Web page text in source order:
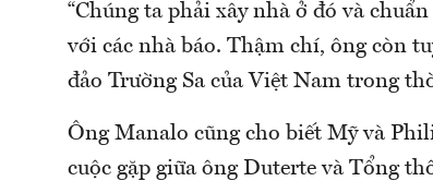
“Chúng ta phải xây nhà ở đó và
với các nhà báo. Thậm chí, ông còn
đảo Trường Sa của Việt Nam trong
Ông Manalo cũng cho biết Mỹ và
cuộc gặp giữa ông Duterte và Tổng